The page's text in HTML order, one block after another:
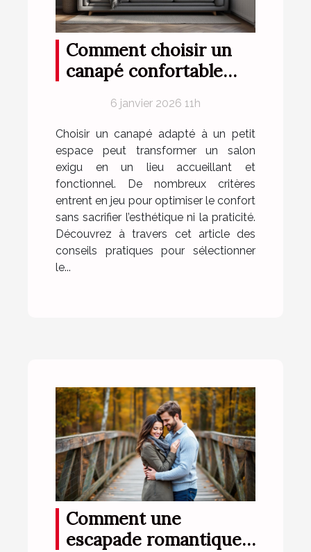
Comment choisir un
canapé confortable
6 janvier 2026 11h
Choisir un canapé adapté à un petit
espace peut transformer un salon
exigu en un lieu accueillant et
fonctionnel. De nombreux critères
entrent en jeu pour optimiser le confort
sans sacrifier l’esthétique ni la praticité.
Découvrez à travers cet article des
conseils pratiques pour sélectionner
le...
Comment une
escapade romantique